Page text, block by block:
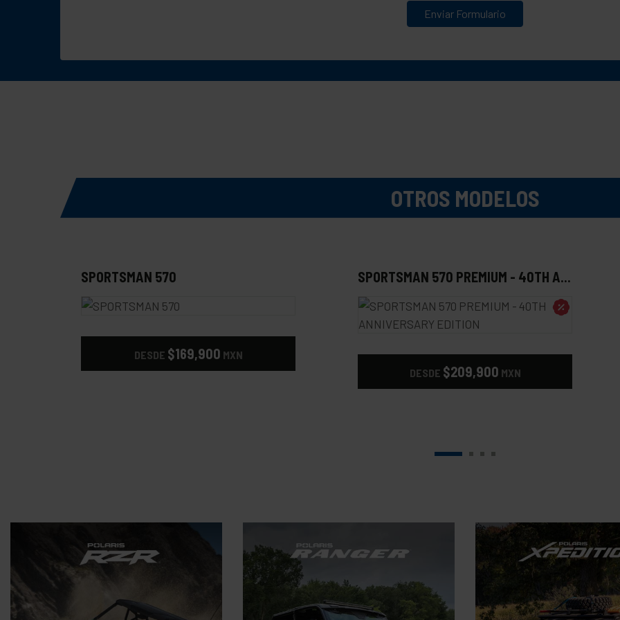
Enviar Formulario
OTROS MODELOS
SPORTSMAN 570
DESDE $169,900 MXN
SPORTSMAN 570 PREMIUM - 40TH ANNIVERSARY EDITION
DESDE $209,900 MXN